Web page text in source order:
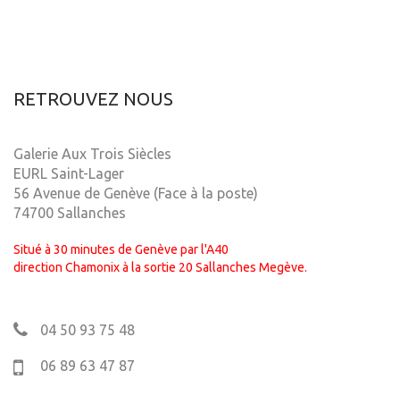
RETROUVEZ NOUS
Galerie Aux Trois Siècles
EURL Saint-Lager
56 Avenue de Genève (Face à la poste)
74700 Sallanches
Situé à 30 minutes de Genève par l'A40
direction Chamonix à la sortie 20 Sallanches Megève.
04 50 93 75 48
06 89 63 47 87